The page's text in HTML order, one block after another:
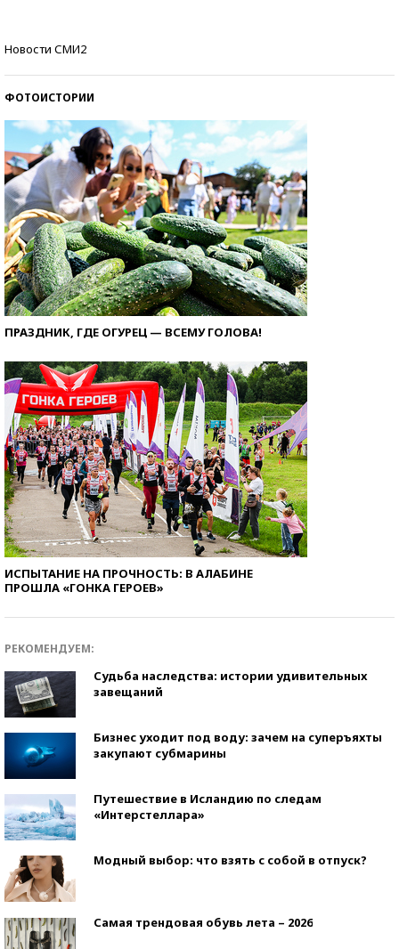
Новости СМИ2
ФОТОИСТОРИИ
ПРАЗДНИК, ГДЕ ОГУРЕЦ — ВСЕМУ ГОЛОВА!
ИСПЫТАНИЕ НА ПРОЧНОСТЬ: В АЛАБИНЕ
ПРОШЛА «ГОНКА ГЕРОЕВ»
РЕКОМЕНДУЕМ:
Судьба наследства: истории удивительных
завещаний
Бизнес уходит под воду: зачем на суперъяхты
закупают субмарины
Путешествие в Исландию по следам
«Интерстеллара»
Модный выбор: что взять с собой в отпуск?
Самая трендовая обувь лета – 2026